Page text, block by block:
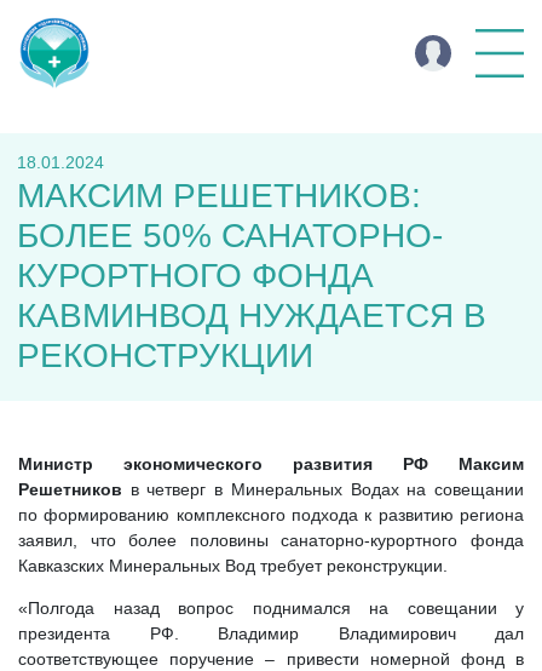
18.01.2024
МАКСИМ РЕШЕТНИКОВ:
БОЛЕЕ 50% САНАТОРНО-
КУРОРТНОГО ФОНДА
КАВМИНВОД НУЖДАЕТСЯ В
РЕКОНСТРУКЦИИ
Министр экономического развития РФ Максим
Решетников в четверг в Минеральных Водах на совещании
по формированию комплексного подхода к развитию региона
заявил, что более половины санаторно-курортного фонда
Кавказских Минеральных Вод требует реконструкции.
«Полгода назад вопрос поднимался на совещании у
президента РФ. Владимир Владимирович дал
соответствующее поручение – привести номерной фонд в